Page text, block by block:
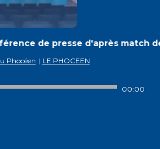
de presse d'après match
Phocéen | LE PHOCEEN
00:00